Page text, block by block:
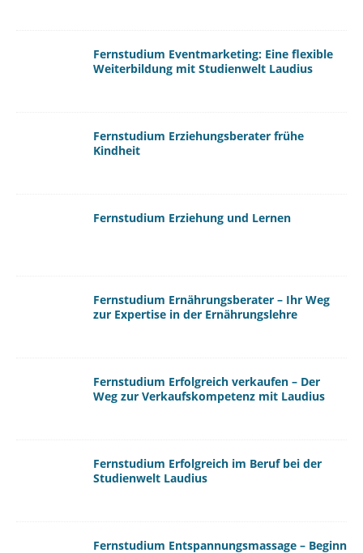
Fernstudium Eventmarketing: Eine flexible
Weiterbildung mit Studienwelt Laudius
Fernstudium Erziehungsberater frühe
Kindheit
Fernstudium Erziehung und Lernen
Fernstudium Ernährungsberater – Ihr Weg
zur Expertise in der Ernährungslehre
Fernstudium Erfolgreich verkaufen – Der
Weg zur Verkaufskompetenz mit Laudius
Fernstudium Erfolgreich im Beruf bei der
Studienwelt Laudius
Fernstudium Entspannungsmassage – Beginn